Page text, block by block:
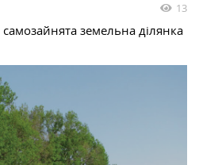
13
земельна ділянка